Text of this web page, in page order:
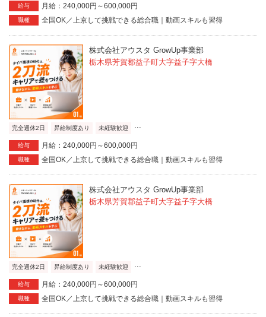
給与 月給：240,000円～600,000円
職種 全国OK／上京して挑戦できる総合職｜動画スキルも習得
株式会社アウスタ GrowUp事業部
栃木県芳賀郡益子町大字益子字大橋
完全週休2日 昇給制度あり 未経験歓迎
給与 月給：240,000円～600,000円
職種 全国OK／上京して挑戦できる総合職｜動画スキルも習得
株式会社アウスタ GrowUp事業部
栃木県芳賀郡益子町大字益子字大橋
完全週休2日 昇給制度あり 未経験歓迎 ...
給与 月給：240,000円～600,000円
職種 全国OK／上京して挑戦できる総合職｜動画スキルも習得